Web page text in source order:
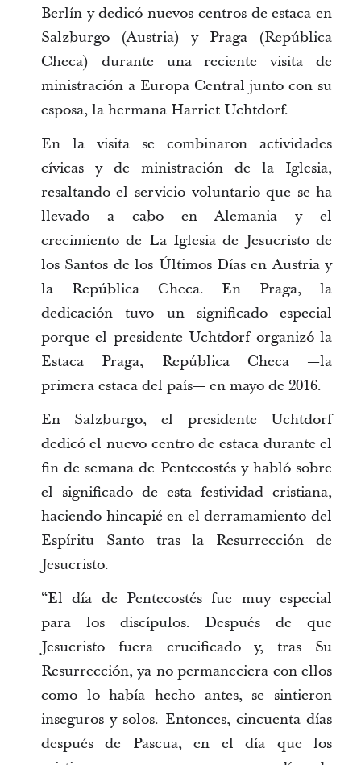
Berlín y dedicó nuevos centros de estaca en
Salzburgo (Austria) y Praga (República
Checa) durante una reciente visita de
ministración a Europa Central junto con su
esposa, la hermana Harriet Uchtdorf.
En la visita se combinaron actividades
cívicas y de ministración de la Iglesia,
resaltando el servicio voluntario que se ha
llevado a cabo en Alemania y el
crecimiento de La Iglesia de Jesucristo de
los Santos de los Últimos Días en Austria y
la República Checa. En Praga, la
dedicación tuvo un significado especial
porque el presidente Uchtdorf organizó la
Estaca Praga, República Checa —la
primera estaca del país— en mayo de 2016.
En Salzburgo, el presidente Uchtdorf
dedicó el nuevo centro de estaca durante el
fin de semana de Pentecostés y habló sobre
el significado de esta festividad cristiana,
haciendo hincapié en el derramamiento del
Espíritu Santo tras la Resurrección de
Jesucristo.
“El día de Pentecostés fue muy especial
para los discípulos. Después de que
Jesucristo fuera crucificado y, tras Su
Resurrección, ya no permaneciera con ellos
como lo había hecho antes, se sintieron
inseguros y solos. Entonces, cincuenta días
después de Pascua, en el día que los